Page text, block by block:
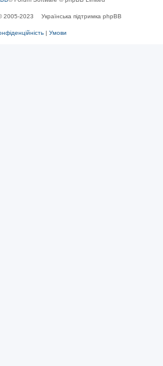
2005-2023 Українська підтримка phpBB
| Умови